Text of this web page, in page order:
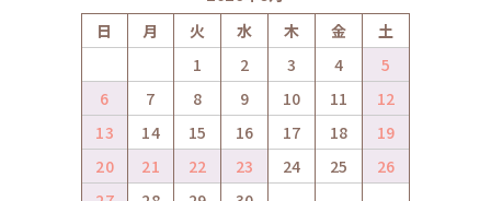
日
月 火 水 木 金
土
1
2 3 4
5
6
7 8 9 10 11
12
13
14 15 16 17 18
19
20
21 22 23 24 25
26